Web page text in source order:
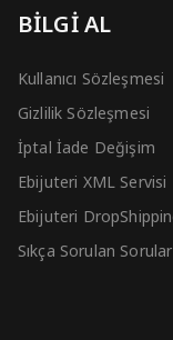
BİLGİ AL
Kullanıcı Sözleşmesi
Gizlilik Sözleşmesi
İptal İade Değişim
Ebijuteri XML Servisi
Ebijuteri
Sıkça Sorulan Sorular